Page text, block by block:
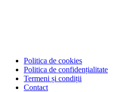
Politica de cookies
Politica de confidențialitate
Termeni și condiții
Contact